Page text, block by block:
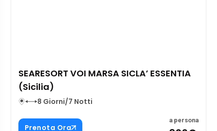
SEARESORT VOI MARSA SICLA’ ESSENTIA
(Sicilia)
8 Giorni/7 Notti
Prenota Ora
a persona